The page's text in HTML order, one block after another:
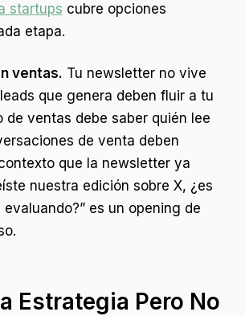
startups cubre opciones
etapa.
ventas. Tu newsletter no vive
que genera deben fluir a tu
de ventas debe saber quién lee
de venta deben
que la newsletter ya
nuestra edición sobre X, ¿es
es un opening de
Estrategia Pero No